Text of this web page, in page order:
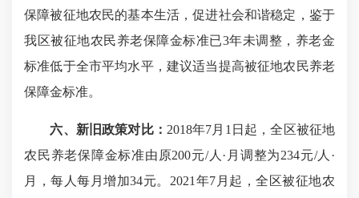
保障被征地农民的基本生活，促进社会和谐稳定，鉴于
我区被征地农民养老保障金标准已3年未调整，养老金
标准低于全市平均水平，建议适当提高被征地农民养老
保障金标准。
六、新旧政策对比： 2018年7月1日起，全区被征地
农民养老保障金标准由原200元/人·月调整为234元/人·
月，每人每月增加34元。2021年7月起，全区被征地农